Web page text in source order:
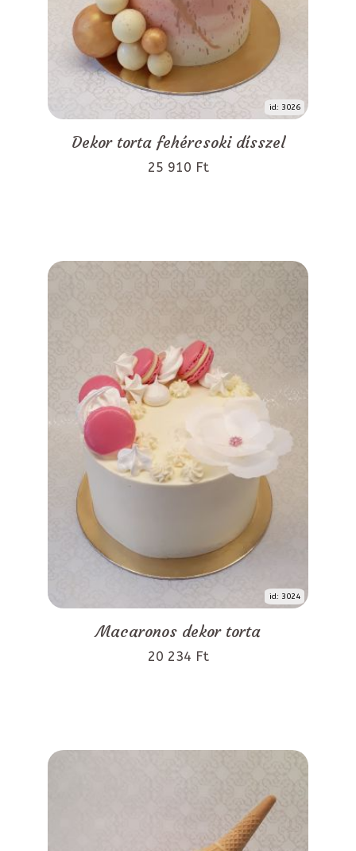
id: 3026
Dekor torta fehércsoki dísszel
25 910 Ft
id: 3024
Macaronos dekor torta
20 234 Ft